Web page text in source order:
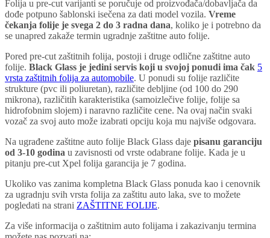
Folija u pre-cut varijanti se poručuje od proizvođača/dobavljača da
dođe potpuno šablonski isečena za dati model vozila. Vreme
čekanja folije je svega 2 do 3 radna dana, koliko je i potrebno da
se unapred zakaže termin ugradnje zaštitne auto folije.
Pored pre-cut zaštitnih folija, postoji i druge odlične zaštitne auto
folije. Black Glass je jedini servis koji u svojoj ponudi ima čak 5
vrsta zaštitnih folija za automobile. U ponudi su folije različite
strukture (pvc ili poliuretan), različite debljine (od 100 do 290
mikrona), različitih karakteristika (samoizlečive folije, folije sa
hidrofobnim slojem) i naravno različite cene. Na ovaj način svaki
vozač za svoj auto može izabrati opciju koja mu najviše odgovara.
Na ugrađene zaštitne auto folije Black Glass daje pisanu garanciju
od 3-10 godina u zavisnosti od vrste odabrane folije. Kada je u
pitanju pre-cut Xpel folija garancija je 7 godina.
Ukoliko vas zanima kompletna Black Glass ponuda kao i cenovnik
za ugradnju svih vrsta folija za zaštitu auto laka, sve to možete
pogledati na strani ZAŠTITNE FOLIJE.
Za više informacija o zaštitnim auto folijama i zakazivanju termina